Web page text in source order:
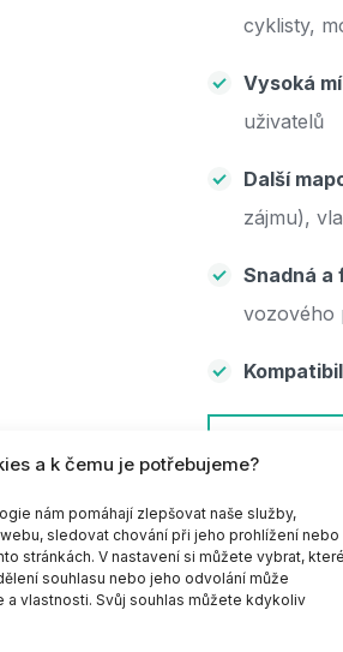
a k čemu je potřebujeme?
nám pomáhají zlepšovat naše služby,
sledovat chování při jeho prohlížení nebo
stránkách. V nastavení si můžete vybrat,
souhlasu nebo jeho odvolání může
vlastnosti. Svůj souhlas můžete kdykoliv
cyklisty,
Vysoká
uživatelů
Další
zájmu),
Snadná
vozového